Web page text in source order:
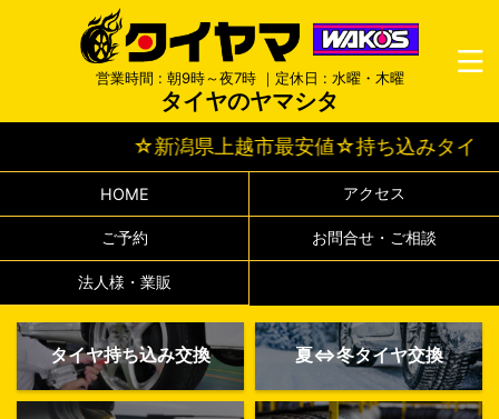
営業時間 : 朝9時～夜7時 ｜定休日 : 水曜・木曜
タイヤのヤマシタ
☆新潟県上越市最安値☆持ち込みタイ
HOME アクセス
ご予約 お問合せ・ご相談
法人様・業販
タイヤ持ち込み交換 夏⇔冬タイヤ交換